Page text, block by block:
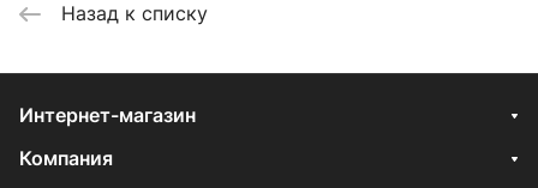
Назад к списку
Интернет-магазин
Компания